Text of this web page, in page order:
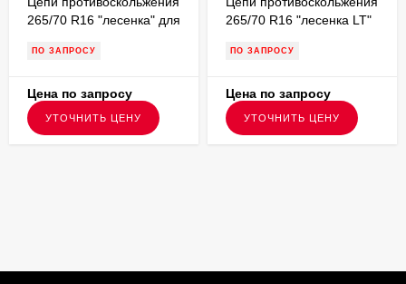
265/70 R16 "лесенка" для
ПО ЗАПРОСУ
Цена по запросу
УТОЧНИТЬ ЦЕНУ
265/70 R16 "лесенка LT"
V31LLT5
ПО ЗАПРОСУ
Цена по запросу
УТОЧНИТЬ ЦЕНУ